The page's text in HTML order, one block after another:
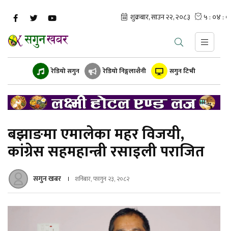
रेडियो सगुन रेडियो निङ्गलाशैनी सगुन टिभी
बझाङमा एमालेका महर विजयी,
कांग्रेस सहमहान्त्री रसाइली पराजित
सगुन खबर शनिबार, फागुन २३, २०८२